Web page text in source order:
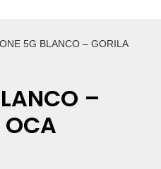
5G BLANCO – GORILA
–
OCA